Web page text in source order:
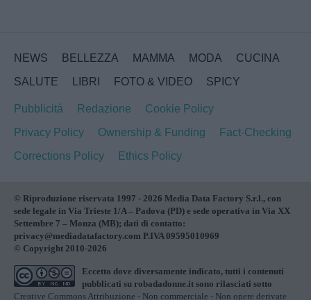
NEWS BELLEZZA MAMMA MODA
CUCINA
SALUTE
LIBRI FOTO & VIDEO SPICY
Pubblicità Redazione
Cookie Policy
Privacy Policy
Ownership & Funding
Fact-Checking
Corrections Policy
Ethics Policy
© Riproduzione riservata 1997 - 2026 Media Data Factory S.r.l., con
sede legale in Via Trieste 1/A – Padova (PD) e sede operativa in Via XX
Settembre 7 – Monza (MB); dati di contatto:
privacy@mediadatafactory.com P.IVA 09595010969
© Copyright 2010-2026
Eccetto dove diversamente indicato, tutti i contenuti
pubblicati su robadadonne.it sono rilasciati sotto
Creative Commons Attribuzione - Non commerciale - Non opere derivate